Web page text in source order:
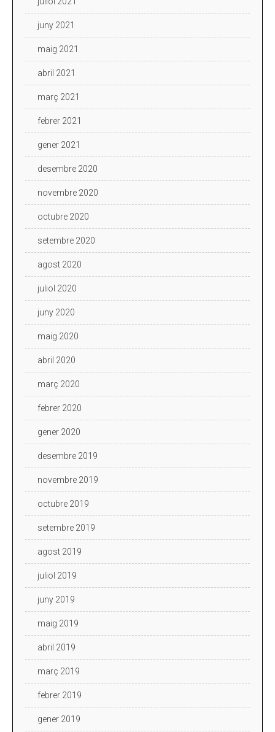
juny 2021
maig 2021
abril 2021
març 2021
febrer 2021
gener 2021
desembre 2020
novembre 2020
octubre 2020
setembre 2020
agost 2020
juliol 2020
juny 2020
maig 2020
abril 2020
març 2020
febrer 2020
gener 2020
desembre 2019
novembre 2019
octubre 2019
setembre 2019
agost 2019
juliol 2019
juny 2019
maig 2019
abril 2019
març 2019
febrer 2019
gener 2019